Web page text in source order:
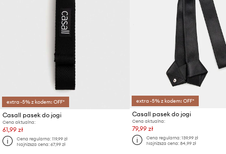
extra -5% z kodem: OFF*
Casall pasek do jogi
Cena aktualna:
61,99 zł
Cena regularna:119,99 zł
Najniższa cena:67,99 zł
extra -5% z kodem: OFF*
Casall pasek do jogi
Cena aktualna:
79,99 zł
Cena regularna:139,99 zł
Najniższa cena:84,99 zł